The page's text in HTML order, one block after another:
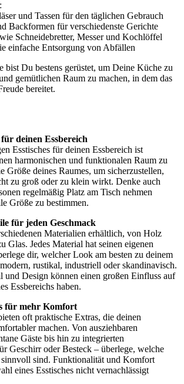
und Tassen für den täglichen Gebrauch
Backformen für verschiedenste Gerichte
Schneidebretter, Messer und Kochlöffel
einfache Entsorgung von Abfällen
bist Du bestens gerüstet, um Deine Küche zu
gemütlichen Raum zu machen, in dem das
bereitet.
deinen Essbereich
Esstisches für deinen Essbereich ist
harmonischen und funktionalen Raum zu
Größe deines Raumes, um sicherzustellen,
zu groß oder zu klein wirkt. Denke auch
regelmäßig Platz am Tisch nehmen
Größe zu bestimmen.
für jeden Geschmack
Materialien erhältlich, von Holz
Glas. Jedes Material hat seinen eigenen
dir, welcher Look am besten zu deinem
rustikal, industriell oder skandinavisch.
und Design können einen großen Einfluss auf
Essbereichs haben.
für mehr Komfort
oft praktische Extras, die deinen
machen. Von ausziehbaren
Gäste bis hin zu integrierten
Geschirr oder Besteck – überlege, welche
sind. Funktionalität und Komfort
eines Esstisches nicht vernachlässigt